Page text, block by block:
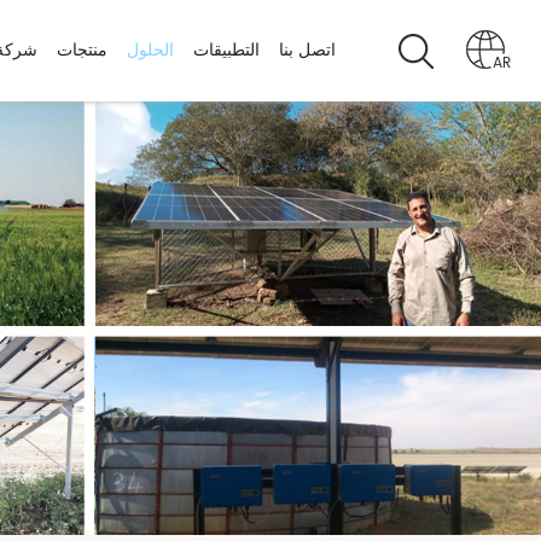
منتجات الحلول التطبيقات اتصل بنا AR